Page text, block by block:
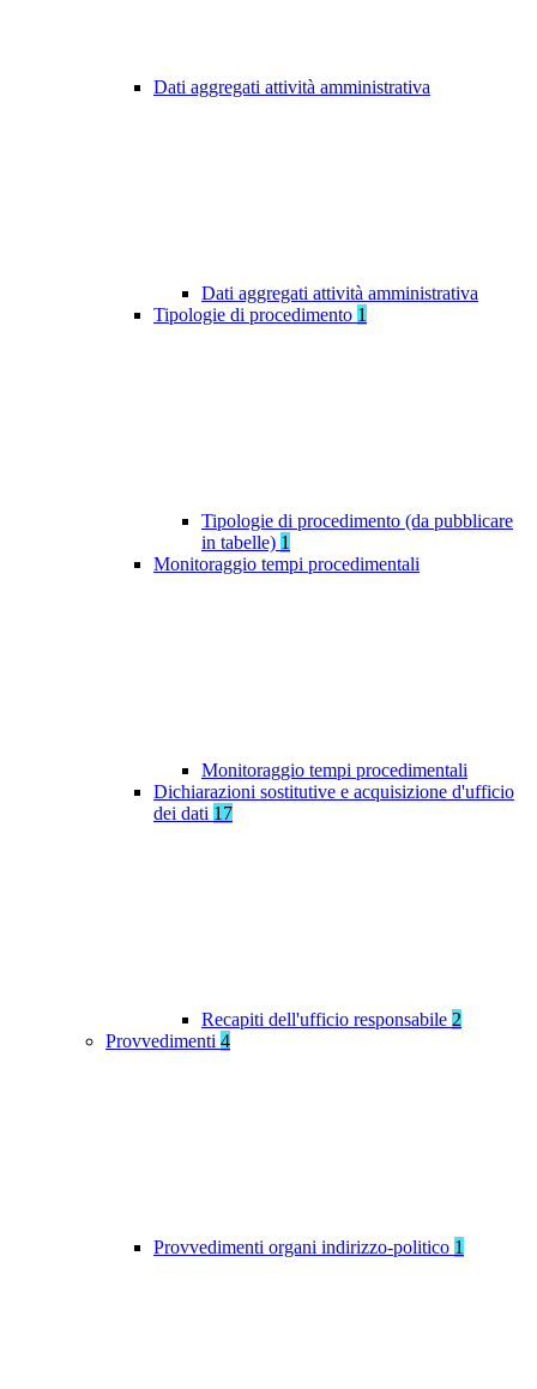
Dati aggregati attività amministrativa
Dati aggregati attività amministrativa
Tipologie di procedimento 1
Tipologie di procedimento (da pubblicare
in tabelle) 1
Monitoraggio tempi procedimentali
Monitoraggio tempi procedimentali
Dichiarazioni sostitutive e acquisizione d'ufficio
dei dati 17
Recapiti dell'ufficio responsabile 2
Provvedimenti 4
Provvedimenti organi indirizzo-politico 1